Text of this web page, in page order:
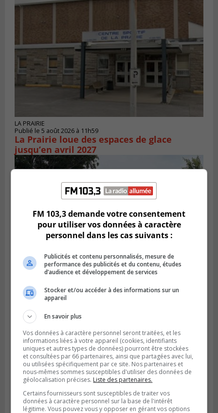
LA PRAIRIE
Publié le 5 août 2026 à 11h59
La Prairie loue des espaces de glace
jusqu’en avril 2027
Publié le 4 août 2026 à 15h50
Le mur du rempart de La Prairie retrouve
FM 103,3 demande votre consentement
pour utiliser vos données à caractère
personnel dans les cas suivants :
Publicités et contenu personnalisés, mesure de
performance des publicités et du contenu, études
d’audience et développement de services
Stocker et/ou accéder à des informations sur un
appareil
En savoir plus
Vos données à caractère personnel seront traitées, et les
informations liées à votre appareil (cookies, identifiants
uniques et autres types de données) pourront être stockées
et consultées par 66 partenaires, ainsi que partagées avec lui,
ou utilisées spécifiquement par ce site. Nos partenaires et
nous-mêmes sommes susceptibles d'utiliser des données de
géolocalisation précises. Liste des partenaires.
Certains fournisseurs sont susceptibles de traiter vos
données à caractère personnel sur la base de l'intérêt
légitime. Vous pouvez vous y opposer en gérant vos options